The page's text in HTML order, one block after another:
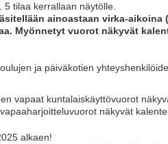
tilaa kerrallaan näytölle.
ainoastaan virka-
Myönnetyt vuorot näkyvät
ja päiväkotien
vapaat kuntalaiskäyttövuorot
näkyvät
alkaen!